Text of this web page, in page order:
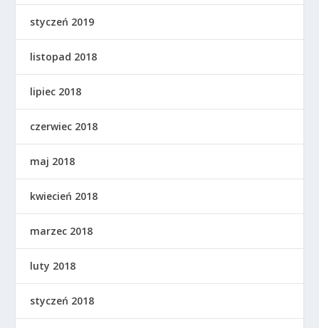
styczeń 2019
listopad 2018
lipiec 2018
czerwiec 2018
maj 2018
kwiecień 2018
marzec 2018
luty 2018
styczeń 2018